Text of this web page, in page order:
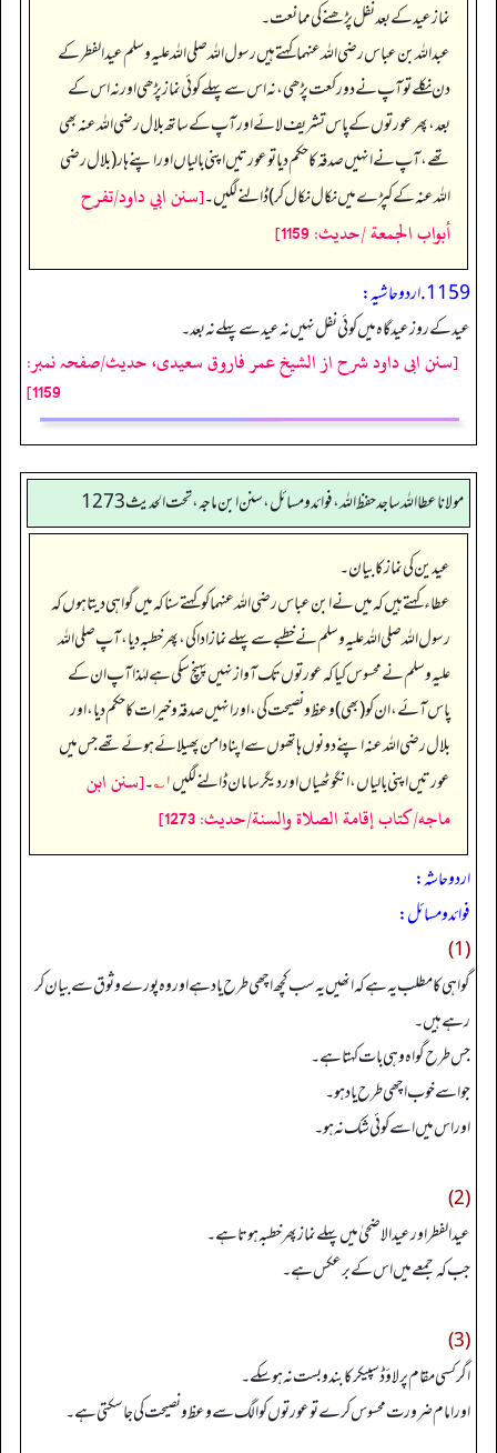
نماز عید کے بعد نفل پڑھنے کی ممانعت۔
عبداللہ بن عباس رضی اللہ عنہما کہتے ہیں رسول اللہ صلی اللہ علیہ وسلم عید الفطر کے
دن نکلے تو آپ نے دو رکعت پڑھی، نہ اس سے پہلے کوئی نماز پڑھی اور نہ اس کے
بعد، پھر عورتوں کے پاس تشریف لائے اور آپ کے ساتھ بلال رضی اللہ عنہ بھی
تھے، آپ نے انہیں صدقہ کا حکم دیا تو عورتیں اپنی بالیاں اور اپنے ہار (بلال رضی
اللہ عنہ کے کپڑے میں نکال نکال کر) ڈالنے لگیں۔[سنن ابي داود/تفرح
أبواب الجمعة /حدیث: 1159]
1159. اردو حاشیہ:
عید کے روز عیدگاہ میں کوئی نفل نہیں نہ عید سے پہلے نہ بعد۔
[سنن ابی داود شرح از الشیخ عمر فاروق سعیدی، حدیث/صفحہ نمبر:
1159]
مولانا عطا الله ساجد حفظ الله، فوائد و مسائل، سنن ابن ماجه، تحت الحديث1273
عیدین کی نماز کا بیان۔
عطاء کہتے ہیں کہ میں نے ابن عباس رضی اللہ عنہما کو کہتے سنا کہ میں گواہی دیتا ہوں کہ
رسول اللہ صلی اللہ علیہ وسلم نے خطبے سے پہلے نماز ادا کی، پھر خطبہ دیا، آپ صلی اللہ
علیہ وسلم نے محسوس کیا کہ عورتوں تک آواز نہیں پہنچ سکی ہے لہٰذا آپ ان کے
پاس آئے، ان کو (بھی) وعظ و نصیحت کی، اور انہیں صدقہ و خیرات کا حکم دیا، اور
بلال رضی اللہ عنہ اپنے دونوں ہاتھوں سے اپنا دامن پھیلائے ہوئے تھے جس میں
عورتیں اپنی بالیاں، انگوٹھیاں اور دیگر سامان ڈالنے لگیں۱؎ ۔[سنن ابن
ماجه/كتاب إقامة الصلاة والسنة/حدیث: 1273]
اردو حاشہ:
فوائد و مسائل:
(1)
گواہی کا مطلب یہ ہے کہ انھیں یہ سب کچھ اچھی طرح یاد ہے اور وہ پورے وثوق سے بیان کر
رہے ہیں۔
جس طرح گواہ وہی بات کہتا ہے۔
جو اسے خوب اچھی طرح یاد ہو۔
اور اس میں اسے کوئی شک نہ ہو۔
(2)
عید الفطر اورعید الاضحیٰ میں پہلے نماز پھر خطبہ ہوتا ہے۔
جب کہ جمعے میں اس کے برعکس ہے۔
(3)
اگر کسی مقام پر لاؤڈ سپیکر کا بندوبست نہ ہوسکے۔
اور امام ضرورت محسوس کرے تو عورتوں کو الگ سے وعظ ونصیحت کی جا سکتی ہے۔